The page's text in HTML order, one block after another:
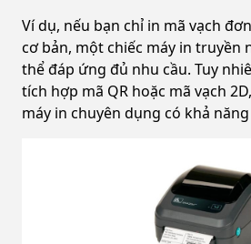
Ví dụ, nếu bạn chỉ in mã vạch
cơ bản, một chiếc máy in truyền
thể đáp ứng đủ nhu cầu. Tuy
tích hợp mã QR hoặc mã vạch
máy in chuyên dụng có khả